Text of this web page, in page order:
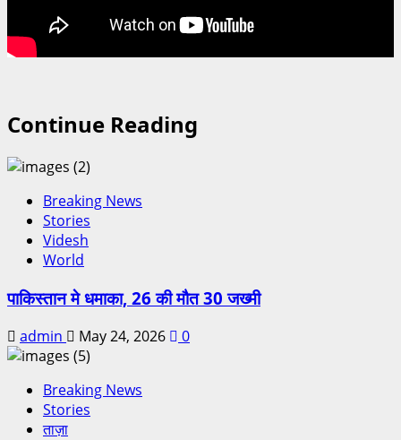
Continue Reading
Breaking News
Stories
Videsh
World
पाकिस्तान मे धमाका, 26 की मौत 30 जख्मी
admin May 24, 2026 0
Breaking News
Stories
ताज़ा